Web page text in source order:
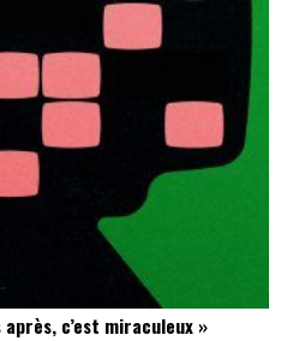
après, c’est miraculeux »